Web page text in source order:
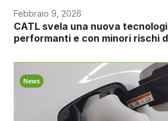
Febbraio 9, 2026
CATL svela una nuova
performanti e con minori rischi
News